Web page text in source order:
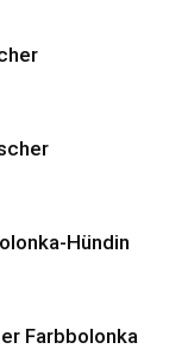
Hündin
Farbbolonka